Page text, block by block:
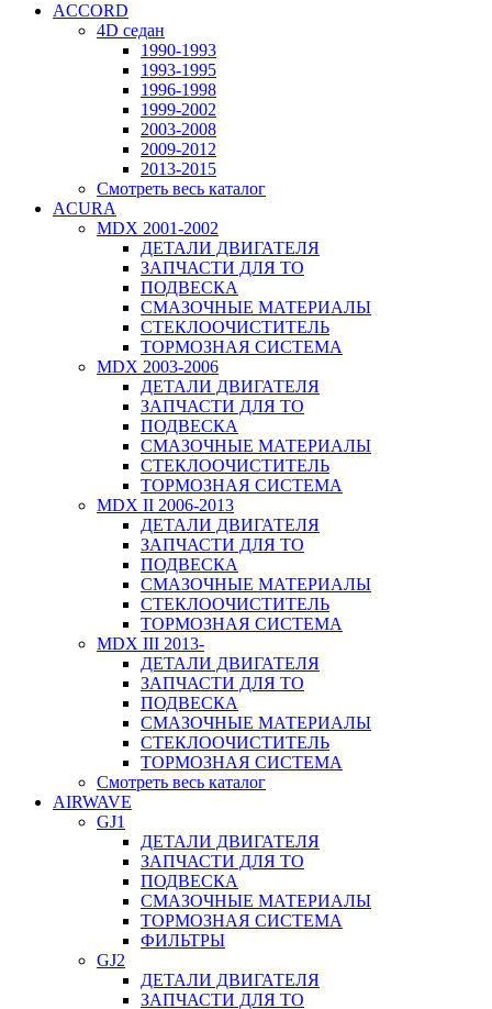
ACCORD
4D седан
1990-1993
1993-1995
1996-1998
1999-2002
2003-2008
2009-2012
2013-2015
Смотреть весь каталог
ACURA
MDX 2001-2002
ДЕТАЛИ ДВИГАТЕЛЯ
ЗАПЧАСТИ ДЛЯ ТО
ПОДВЕСКА
СМАЗОЧНЫЕ МАТЕРИАЛЫ
СТЕКЛООЧИСТИТЕЛЬ
ТОРМОЗНАЯ СИСТЕМА
MDX 2003-2006
ДЕТАЛИ ДВИГАТЕЛЯ
ЗАПЧАСТИ ДЛЯ ТО
ПОДВЕСКА
СМАЗОЧНЫЕ МАТЕРИАЛЫ
СТЕКЛООЧИСТИТЕЛЬ
ТОРМОЗНАЯ СИСТЕМА
MDX II 2006-2013
ДЕТАЛИ ДВИГАТЕЛЯ
ЗАПЧАСТИ ДЛЯ ТО
ПОДВЕСКА
СМАЗОЧНЫЕ МАТЕРИАЛЫ
СТЕКЛООЧИСТИТЕЛЬ
ТОРМОЗНАЯ СИСТЕМА
MDX III 2013-
ДЕТАЛИ ДВИГАТЕЛЯ
ЗАПЧАСТИ ДЛЯ ТО
ПОДВЕСКА
СМАЗОЧНЫЕ МАТЕРИАЛЫ
СТЕКЛООЧИСТИТЕЛЬ
ТОРМОЗНАЯ СИСТЕМА
Смотреть весь каталог
AIRWAVE
GJ1
ДЕТАЛИ ДВИГАТЕЛЯ
ЗАПЧАСТИ ДЛЯ ТО
ПОДВЕСКА
СМАЗОЧНЫЕ МАТЕРИАЛЫ
ТОРМОЗНАЯ СИСТЕМА
ФИЛЬТРЫ
GJ2
ДЕТАЛИ ДВИГАТЕЛЯ
ЗАПЧАСТИ ДЛЯ ТО